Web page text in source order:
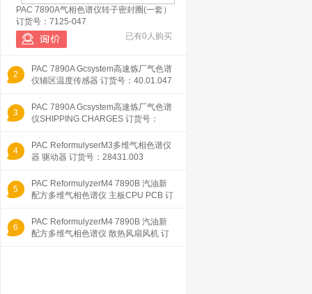
PAC 7890A气相色谱仪转子密封圈(一套）
订货号：7125-047
已有0人购买
2
PAC 7890A Gcsystem高速炼厂气色谱
仪辅区温度传感器 订货号：40.01.047
3
PAC 7890A Gcsystem高速炼厂气色谱
仪SHIPPING CHARGES 订货号：
4
PAC ReformulyserM3多维气相色谱仪
器 驱动器 订货号：28431.003
5
PAC ReformulyzerM4 7890B 汽油新
配方多维气相色谱仪 主板CPU PCB 订
6
PAC ReformulyzerM4 7890B 汽油新
配方多维气相色谱仪 散热风扇风机 订